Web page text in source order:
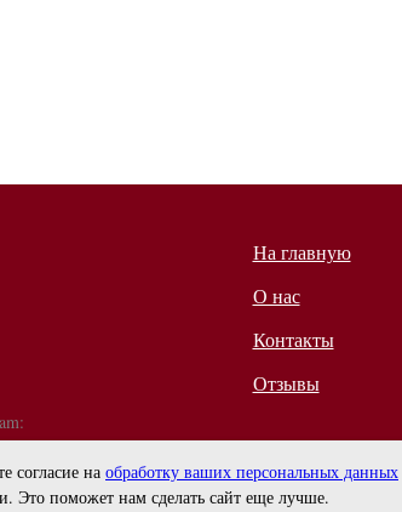
согласие на обработку ваших персональных данных
Это поможет нам сделать сайт еще лучше.
18:00
На главную
О нас
Контакты
Отзывы